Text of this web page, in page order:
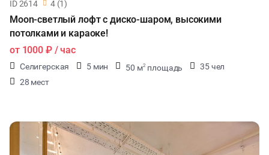
ID 2614 4 (1)
Moon-светлый лофт с диско-шаром, высокими
потолками и караоке!
от 1000 ₽/ час
Селигерская 5 мин 50 м2 площадь
35 чел
28 мест